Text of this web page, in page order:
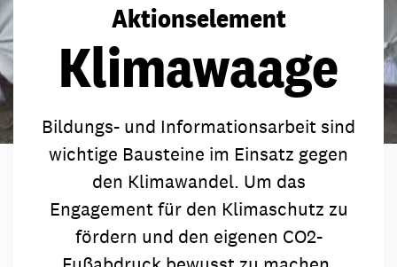
Aktionselement
Klimawaage
Bildungs- und Informationsarbeit sind
wichtige Bausteine im Einsatz gegen
den Klimawandel. Um das
Engagement für den Klimaschutz zu
fördern und den eigenen CO2-